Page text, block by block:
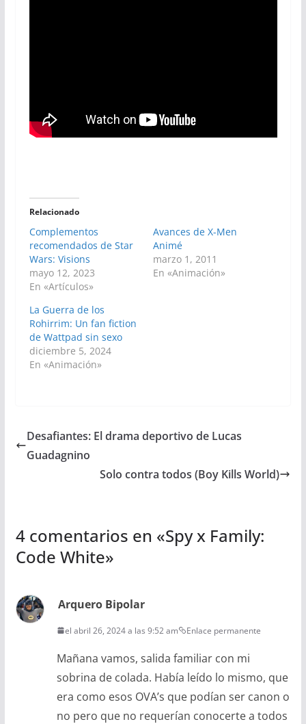
Relacionado
Complementos
recomendados de Star
Wars: Visions
mayo 12, 2023
En «Artículos»
Avances de X-Men
Animé
marzo 1, 2011
En «Animación»
La Guerra de los
Rohirrim: Un fan fiction
de Wattpad sin sexo
diciembre 5, 2024
En «Animación»
Desafiantes: El drama deportivo de Lucas
Guadagnino
Solo contra todos (Boy Kills World)
4 comentarios en «Spy x Family:
Code White»
Arquero Bipolar
el abril 26, 2024 a las 9:52 am Enlace permanente
Mañana vamos, salida familiar con mi
sobrina de colada. Había leído lo mismo, que
era como esos OVA’s que podían ser canon o
no pero que no requerían conocerte a todos